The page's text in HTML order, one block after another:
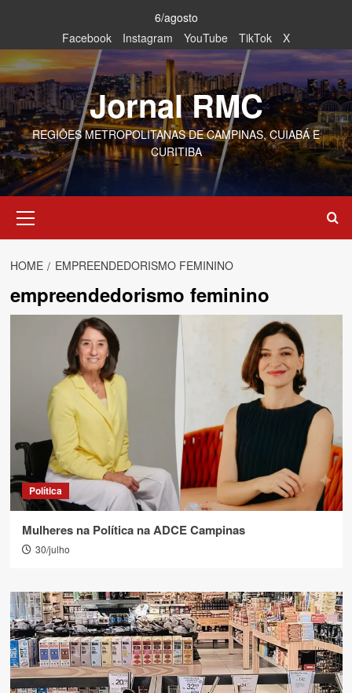
content
6/agosto
Facebook
Instagram YouTube TikTok X
Jornal RMC
REGIÕES METROPOLITANAS DE CAMPINAS, CUIABÁ E
CURITIBA
Menu
HOME EMPREENDEDORISMO FEMININO
empreendedorismo feminino
Política
Mulheres na Política na ADCE Campinas
30/julho